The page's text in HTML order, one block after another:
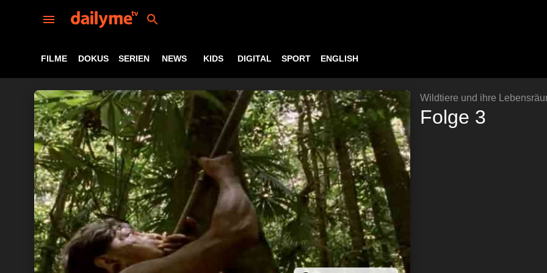
FILME DOKUS SERIEN NEWS KIDS DIGITAL SPORT ENGLISH
Wildtiere und ihre
Folge 3